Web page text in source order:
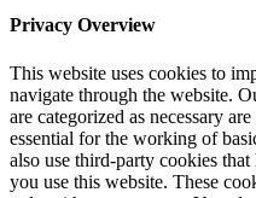
Privacy Overview
This website uses cookies to
navigate through the website.
are categorized as necessary
essential for the working of
also use third-party cookies
you use this website. These